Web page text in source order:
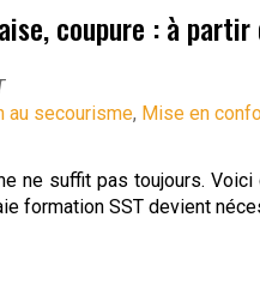
coupure : à
au secourisme, Mise en
ne suffit pas toujours.
formation SST devient